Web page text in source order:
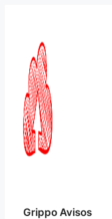
Grippo Avisos